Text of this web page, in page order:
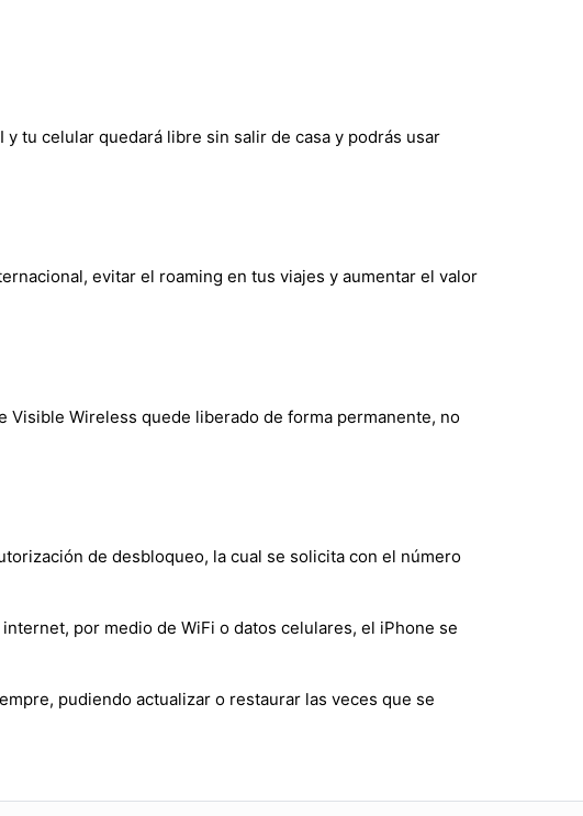
tu celular quedará libre sin salir de casa y podrás usar
evitar el roaming en tus viajes y aumentar el valor
Visible Wireless quede liberado de forma permanente, no
de desbloqueo, la cual se solicita con el número
por medio de WiFi o datos celulares, el iPhone se
pudiendo actualizar o restaurar las veces que se